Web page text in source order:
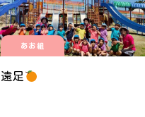
あお組
遠足